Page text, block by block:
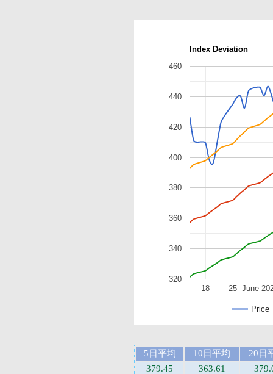
Index Deviation
Price
June
18 25
320
340
360
380
400
420
440
460
5日平均 10日平均
20日
379.45
363.61